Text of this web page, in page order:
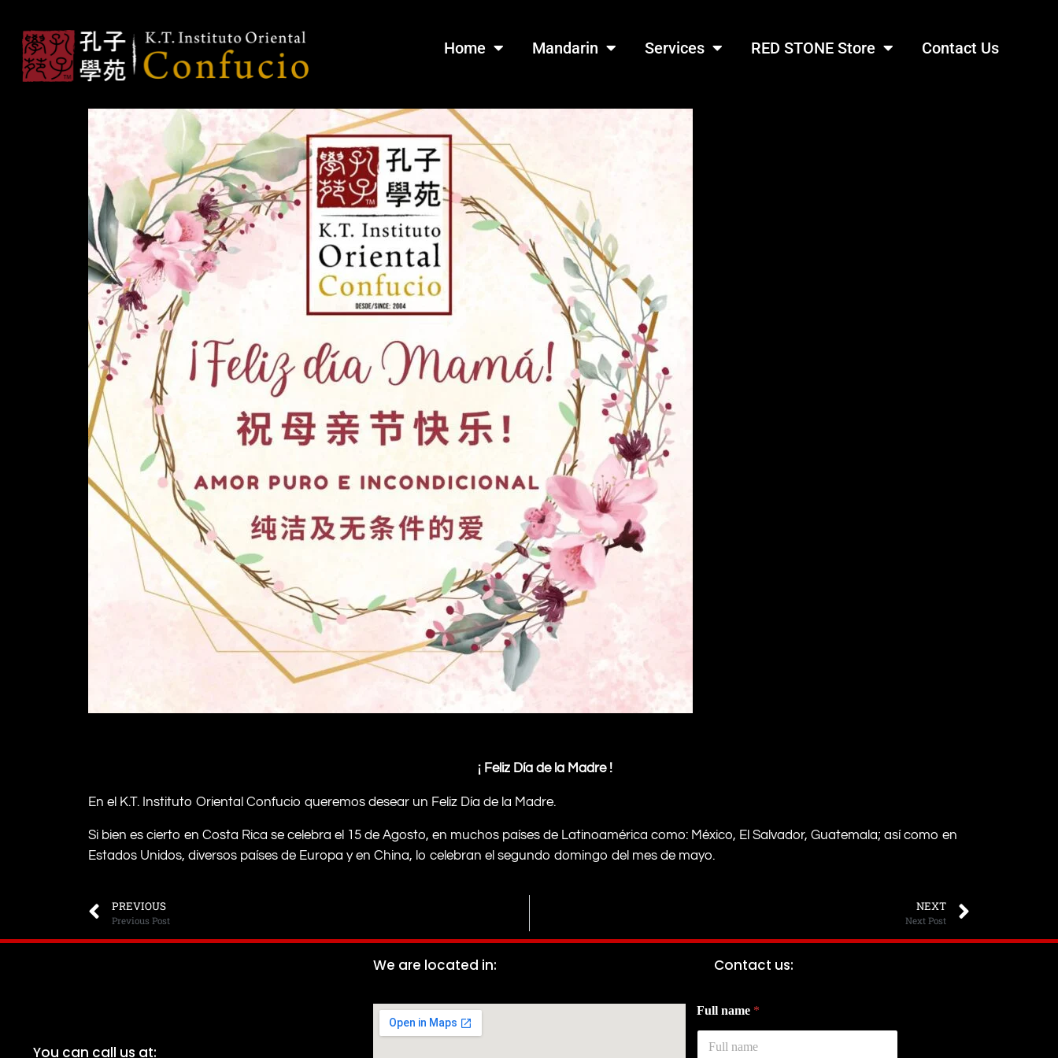
Home Mandarin Services RED STONE Store Contact Us
¡ Feliz Día de la Madre !
En el K.T. Instituto Oriental Confucio queremos desear un Feliz Día de la Madre.
Si bien es cierto en Costa Rica se celebra el 15 de Agosto, en muchos países de Latinoamérica como: México, El Salvador, Guatemala; así como en
Estados Unidos, diversos países de Europa y en China, lo celebran el segundo domingo del mes de mayo.
PREVIOUS
Previous Post
NEXT
Next Post
You can call us at:
We are located in: Contact us:
o
u
Full name *